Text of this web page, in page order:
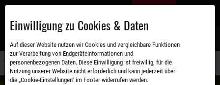
Zum
Einwilligung zu Cookies & Daten
Auf dieser Website nutzen wir Cookies und vergleichbare Funktionen
zur Verarbeitung von Endgeräteinformationen und
personenbezogenen Daten. Diese Einwilligung ist freiwillig, für die
Nutzung unserer Website nicht erforderlich und kann jederzeit über
die „Cookie-Einstellungen“ im Footer widerrufen werden.